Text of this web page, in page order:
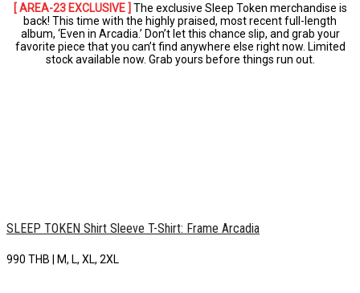
[ AREA-23 EXCLUSIVE ]
The exclusive Sleep Token merchandise is
back! This time with the highly praised, most recent full-length
album, ‘Even in Arcadia.’ Don’t let this chance slip, and grab your
favorite piece that you can’t find anywhere else right now. Limited
stock available now. Grab yours before things run out.
SLEEP TOKEN Shirt Sleeve T-Shirt: Frame Arcadia
990 THB | M, L, XL, 2XL